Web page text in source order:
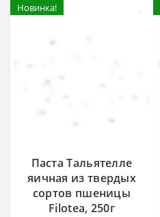
Новинка!
Паста Тальятелле
яичная из твердых
сортов пшеницы
Filotea, 250г